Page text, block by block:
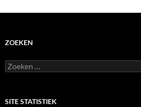
ZOEKEN
Zoeken
naar:
SITE STATISTIEK